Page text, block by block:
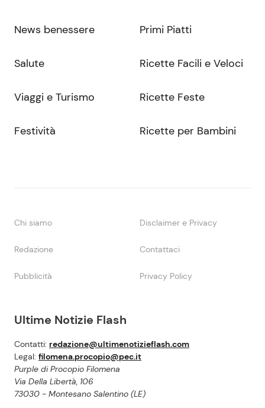
Ultime Notizie Flash
Contatti: redazione@ultimenotizieflash.com
Legal: filomena.procopio@pec.it
Purple di Procopio Filomena
Via Della Libertà, 106
73030 - Montesano Salentino (LE)
News benessere
Salute
Viaggi e Turismo
Festività
Primi Piatti
Ricette Facili e Veloci
Ricette Feste
Ricette per Bambini
Chi siamo Disclaimer e Privacy
Redazione Contattaci
Pubblicità Privacy Policy